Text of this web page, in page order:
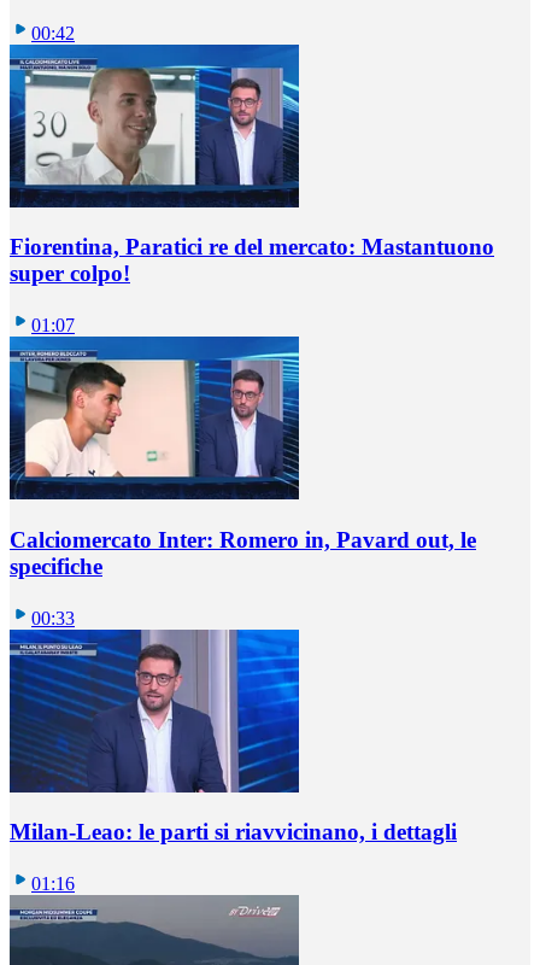
00:42
Fiorentina, Paratici re del mercato: Mastantuono
super colpo!
01:07
Calciomercato Inter: Romero in, Pavard out, le
specifiche
00:33
Milan-Leao: le parti si riavvicinano, i dettagli
01:16